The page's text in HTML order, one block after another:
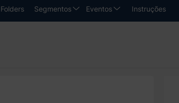
Folders Segmentos Eventos Instruções